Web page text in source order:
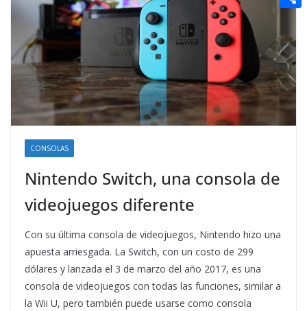
CONSOLAS
Nintendo Switch, una consola de
videojuegos diferente
Con su última consola de videojuegos, Nintendo hizo una
apuesta arriesgada. La Switch, con un costo de 299
dólares y lanzada el 3 de marzo del año 2017, es una
consola de videojuegos con todas las funciones, similar a
la Wii U, pero también puede usarse como consola
n
e
r
r
r
e
s
a
l
d
d
i
t
o
m
p
a
r